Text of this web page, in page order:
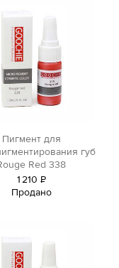
Пигмент для
губ
Red 338
1210 Р
уб.
Продано